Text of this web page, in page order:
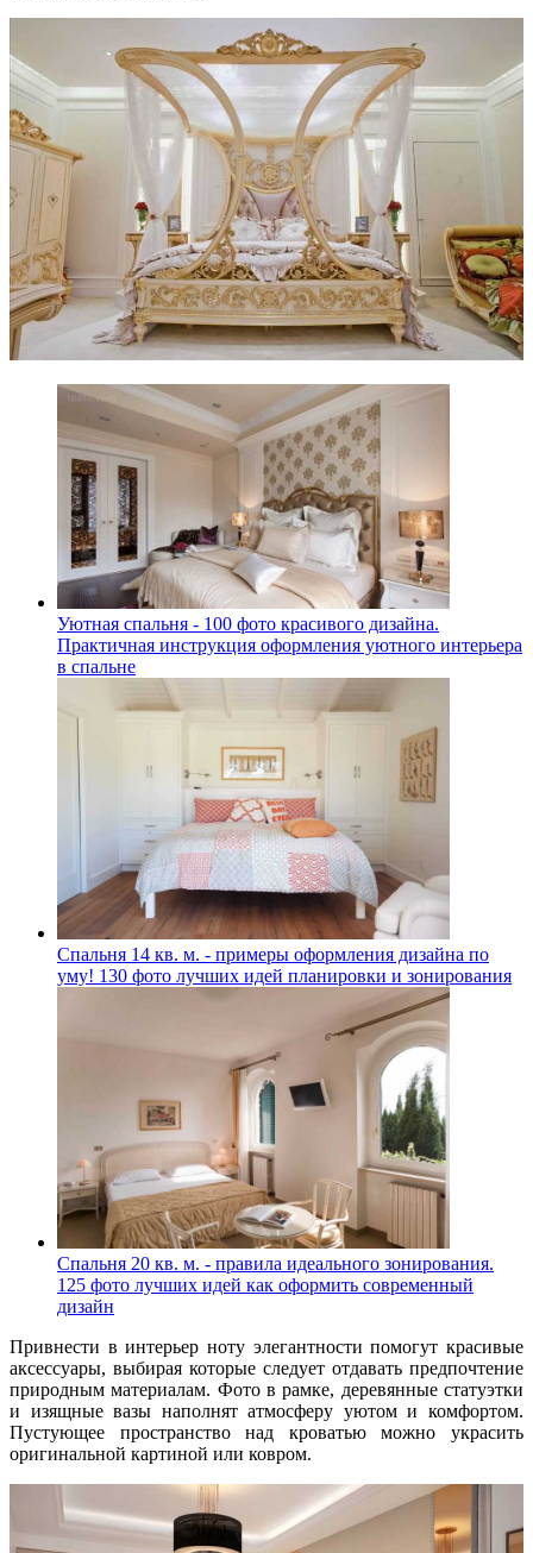
Уютная спальня - 100 фото красивого дизайна.
Практичная инструкция оформления уютного интерьера
в спальне
Спальня 14 кв. м. - примеры оформления дизайна по
уму! 130 фото лучших идей планировки и зонирования
Спальня 20 кв. м. - правила идеального зонирования.
125 фото лучших идей как оформить современный
дизайн
Привнести в интерьер ноту элегантности помогут красивые
аксессуары, выбирая которые следует отдавать предпочтение
природным материалам. Фото в рамке, деревянные статуэтки
и изящные вазы наполнят атмосферу уютом и комфортом.
Пустующее пространство над кроватью можно украсить
оригинальной картиной или ковром.